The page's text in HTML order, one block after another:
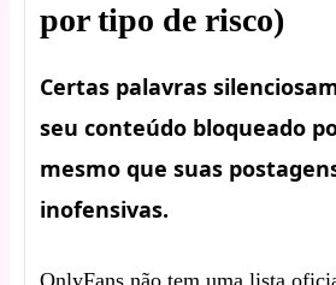
por tipo de risco)
Certas palavras
seu conteúdo bloqueado
mesmo que suas
inofensivas.
OnlyFans não tem uma lista